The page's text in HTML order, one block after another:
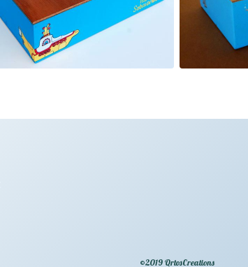
©2019 QrtosCreations